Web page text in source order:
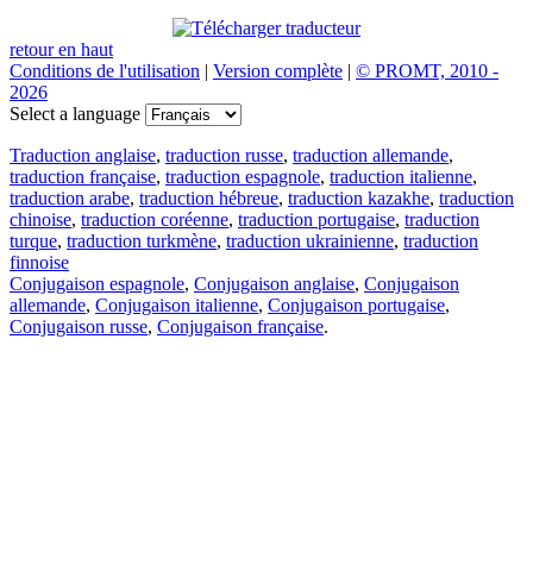
retour en haut
Conditions de l'utilisation | Version complète | © PROMT, 2010 -
2026
Select a language
Traduction anglaise, traduction russe, traduction allemande,
traduction française, traduction espagnole, traduction italienne,
traduction arabe, traduction hébreue, traduction kazakhe, traduction
chinoise, traduction coréenne, traduction portugaise, traduction
turque, traduction turkmène, traduction ukrainienne, traduction
finnoise
Conjugaison espagnole, Conjugaison anglaise, Conjugaison
allemande, Conjugaison italienne, Conjugaison portugaise,
Conjugaison russe, Conjugaison française.